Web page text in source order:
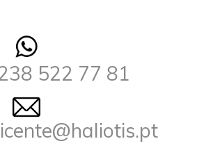
522 77 81